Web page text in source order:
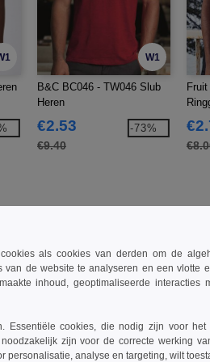
W1
B&C BC046 - TW046 Slub
Heren
€2.53
€9.40
-73%
shirt
als cookies van derden om de
de website te analyseren en een vlotte
inhoud, geoptimaliseerde interacties
Essentiële cookies, die nodig zijn voor het
zijn voor de correcte werking
personalisatie, analyse en targeting, wilt